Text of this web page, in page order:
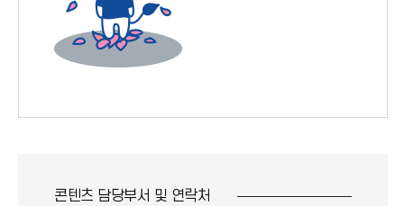
콘텐츠 담당부서 및 연락처